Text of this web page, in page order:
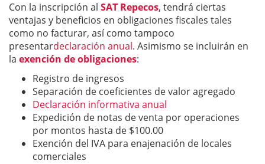
Con la inscripción al SAT Repecos, tendrá ciertas
ventajas y beneficios en obligaciones fiscales tales
como no facturar, así como tampoco
presentardeclaración anual. Asimismo se incluirán en
la exención de obligaciones:
Registro de ingresos
Separación de coeficientes de valor agregado
Declaración informativa anual
Expedición de notas de venta por operaciones
por montos hasta de $100.00
Exención del IVA para enajenación de locales
comerciales